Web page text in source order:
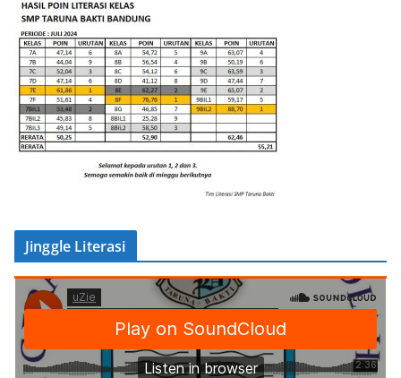
Jinggle Literasi